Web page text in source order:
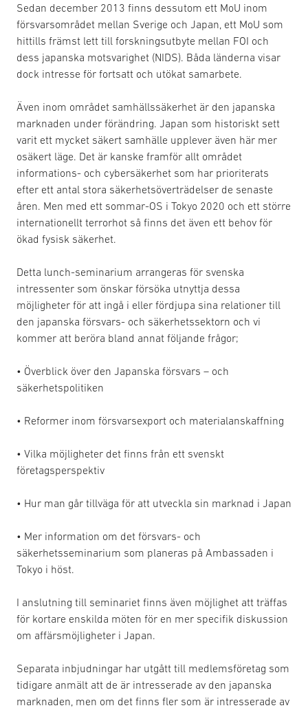
Sedan december 2013 finns dessutom ett MoU inom
försvarsområdet mellan Sverige och Japan, ett MoU som
hittills främst lett till forskningsutbyte mellan FOI och
dess japanska motsvarighet (NIDS). Båda länderna visar
dock intresse för fortsatt och utökat samarbete.
Även inom området samhällssäkerhet är den japanska
marknaden under förändring. Japan som historiskt sett
varit ett mycket säkert samhälle upplever även här mer
osäkert läge. Det är kanske framför allt området
informations- och cybersäkerhet som har prioriterats
efter ett antal stora säkerhetsöverträdelser de senaste
åren. Men med ett sommar-OS i Tokyo 2020 och ett större
internationellt terrorhot så finns det även ett behov för
ökad fysisk säkerhet.
Detta lunch-seminarium arrangeras för svenska
intressenter som önskar försöka utnyttja dessa
möjligheter för att ingå i eller fördjupa sina relationer till
den japanska försvars- och säkerhetssektorn och vi
kommer att beröra bland annat följande frågor;
• Överblick över den Japanska försvars – och
säkerhetspolitiken
• Reformer inom försvarsexport och materialanskaffning
• Vilka möjligheter det finns från ett svenskt
företagsperspektiv
• Hur man går tillväga för att utveckla sin marknad i Japan
• Mer information om det försvars- och
säkerhetsseminarium som planeras på Ambassaden i
Tokyo i höst.
I anslutning till seminariet finns även möjlighet att träffas
för kortare enskilda möten för en mer specifik diskussion
om affärsmöjligheter i Japan.
Separata inbjudningar har utgått till medlemsföretag som
tidigare anmält att de är intresserade av den japanska
marknaden, men om det finns fler som är intresserade av